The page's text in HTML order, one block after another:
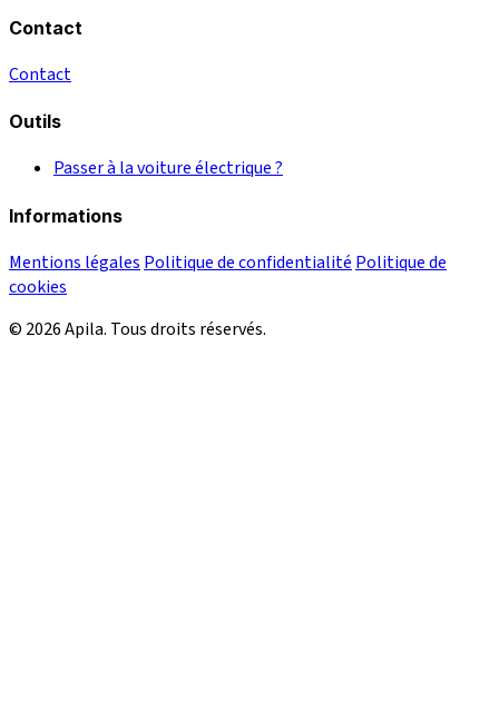
Contact
Contact
Outils
Passer à la voiture électrique ?
Informations
Mentions légales Politique de confidentialité Politique de
cookies
© 2026 Apila. Tous droits réservés.